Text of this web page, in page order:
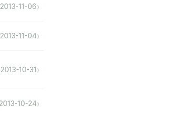
2013-11-06›
2013-11-04›
2013-10-31 ›
2013-10-24›